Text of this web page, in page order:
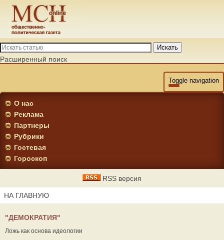
Искать
Расширенный поиск
Toggle navigation
О нас
Реклама
Партнеры
Рубрики
Гостевая
Гороскоп
RSS версия
НА ГЛАВНУЮ
"ДЕМОКРАТИЯ"
Ложь как основа идеологии